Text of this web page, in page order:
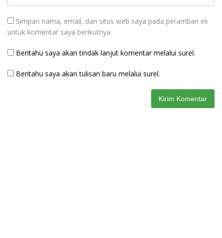
Simpan nama, email, dan situs web saya pada peramban ini
untuk komentar saya berikutnya.
Beritahu saya akan tindak lanjut komentar melalui surel.
Beritahu saya akan tulisan baru melalui surel.